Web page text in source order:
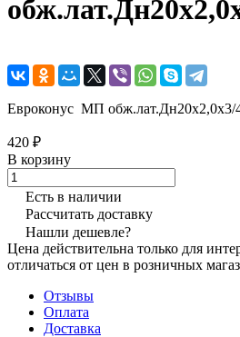
Евроконус МП обж.лат.Дн20х2,0х3/
420 ₽
В корзину
Есть в наличии
Рассчитать доставку
Нашли дешевле?
Цена действительна только для
отличаться от цен в розничных
Отзывы
Оплата
Доставка